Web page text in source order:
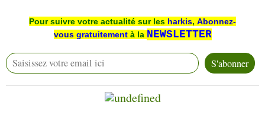
Pour suivre votre actualité sur les harkis, Abonnez-
vous gratuitement à la NEWSLETTER